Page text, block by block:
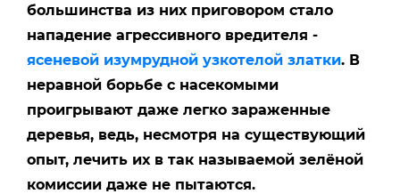
большинства из них приговором стало
нападение агрессивного вредителя -
ясеневой изумрудной узкотелой златки. В
неравной борьбе с насекомыми
проигрывают даже легко зараженные
деревья, ведь, несмотря на существующий
опыт, лечить их в так называемой зелёной
комиссии даже не пытаются.